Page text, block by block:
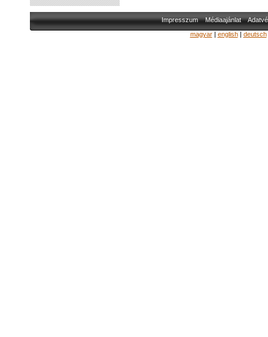
Impresszum Médiaajánlat
magyar| english| deutsch